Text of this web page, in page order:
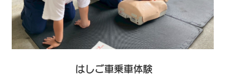
はしご車乗車体験